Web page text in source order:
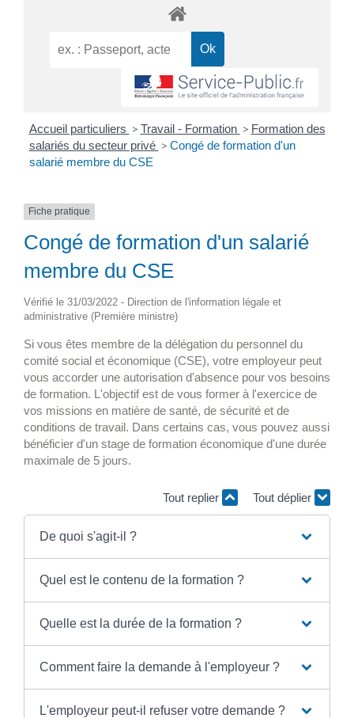
Accueil particuliers > Travail - Formation > Formation des
salariés du secteur privé > Congé de formation d'un
salarié membre du CSE
Fiche pratique
Congé de formation d'un salarié
membre du CSE
Vérifié le 31/03/2022 - Direction de l'information légale et
administrative (Première ministre)
Si vous êtes membre de la délégation du personnel du
comité social et économique (CSE), votre employeur peut
vous accorder une autorisation d'absence pour vos besoins
de formation. L'objectif est de vous former à l'exercice de
vos missions en matière de santé, de sécurité et de
conditions de travail. Dans certains cas, vous pouvez aussi
bénéficier d'un stage de formation économique d'une durée
maximale de 5 jours.
Tout replier Tout déplier
De quoi s'agit-il ?
Quel est le contenu de la formation ?
Quelle est la durée de la formation ?
Comment faire la demande à l'employeur ?
L'employeur peut-il refuser votre demande ?